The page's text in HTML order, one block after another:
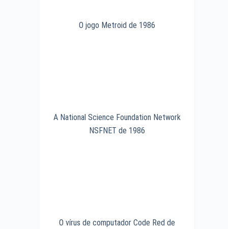
O jogo Metroid de 1986
A National Science Foundation Network
NSFNET de 1986
O vírus de computador Code Red de